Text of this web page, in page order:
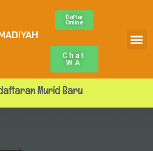
Daftar
Online
Chat
WA
Murid Baru